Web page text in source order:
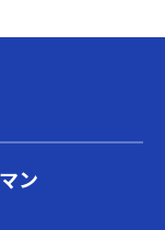
ン